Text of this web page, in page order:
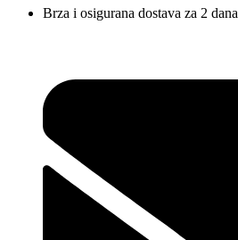
Brza i osigurana dostava za 2 dana